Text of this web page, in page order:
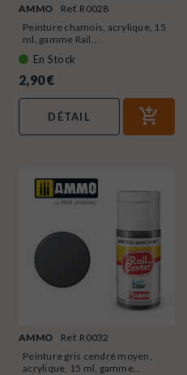
AMMO
Ref. R0028
Peinture chamois, acrylique, 15
ml, gamme Rail...
En Stock
2,90 €
DÉTAIL
AMMO
Ref. R0032
Peinture gris cendré moyen,
acrylique, 15 ml, gamme...